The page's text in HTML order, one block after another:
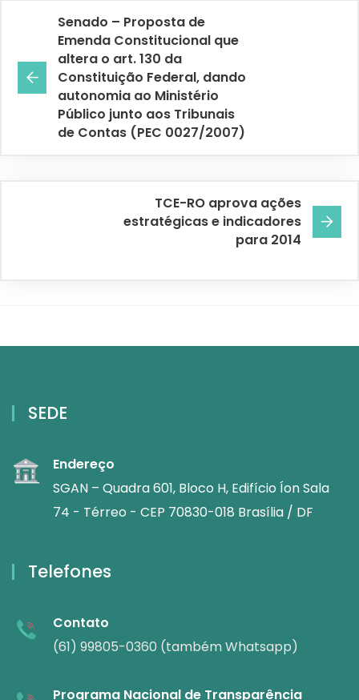
Senado – Proposta de
Emenda Constitucional que
altera o art. 130 da
Constituição Federal, dando
autonomia ao Ministério
Público junto aos Tribunais
de Contas (PEC 0027/2007)
TCE-RO aprova ações
estratégicas e indicadores
para 2014
SEDE
Endereço
SGAN – Quadra 601, Bloco H, Edifício Íon Sala
74 - Térreo - CEP 70830-018 Brasília / DF
Telefones
Contato
(61) 99805-0360 (também Whatsapp)
Programa Nacional de Transparência